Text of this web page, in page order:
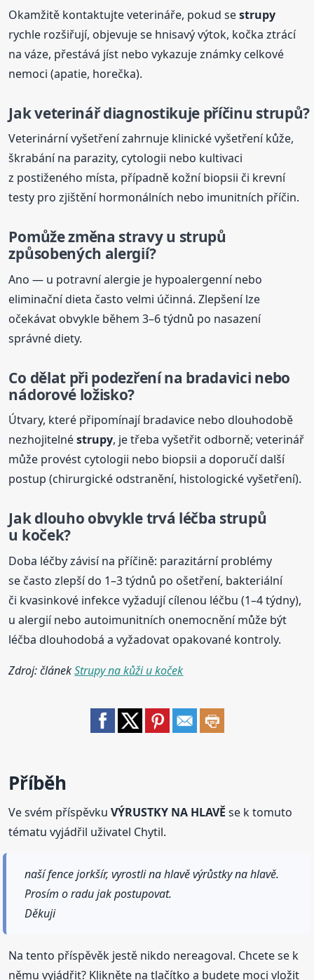
Okamžitě kontaktujte veterináře, pokud sestrupy
rychle rozšiřují, objevuje se hnisavý výtok, kočka ztrácí
na váze, přestává jíst nebo vykazuje známky celkové
nemoci (apatie, horečka).
Jak veterinář diagnostikuje příčinu strupů?
Veterinární vyšetření zahrnuje klinické vyšetření kůže,
škrabání na parazity, cytologii nebo kultivaci
z postiženého místa, případně kožní biopsii či krevní
testy pro zjištění hormonálních nebo imunitních příčin.
Pomůže změna stravy u strupů
způsobených alergií?
Ano — u potravní alergie je hypoalergenní nebo
eliminační dieta často velmi účinná. Zlepšení lze
očekávat obvykle během 3–6 týdnů po nasazení
správné diety.
Co dělat při podezření na bradavici nebo
nádorové ložisko?
Útvary, které připomínají bradavice nebo dlouhodobě
nezhojitelnéstrupy, je třeba vyšetřit odborně; veterinář
může provést cytologii nebo biopsii a doporučí další
postup (chirurgické odstranění, histologické vyšetření).
Jak dlouho obvykle trvá léčba strupů
u koček?
Doba léčby závisí na příčině: parazitární problémy
se často zlepší do 1–3 týdnů po ošetření, bakteriální
či kvasinkové infekce vyžadují cílenou léčbu (1–4 týdny),
u alergií nebo autoimunitních onemocnění může být
léčba dlouhodobá a vyžadovat opakované kontroly.
Zdroj: článekStrupy na kůži u koček
Příběh
Ve svém příspěvkuVÝRUSTKY NA HLAVĚ se k tomuto
tématu vyjádřil uživatel Chytil.
naší fence jorkšír, vyrostli na hlavě výrůstky na hlavě.
Prosím o radu jak postupovat.
Děkuji
Na tento příspěvěk jestě nikdo nereagoval. Chcete se k
němu vyjádřit? Klikněte na tlačítko a budete moci vložit